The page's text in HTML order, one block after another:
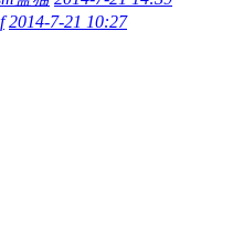
2014-7-21 10:27